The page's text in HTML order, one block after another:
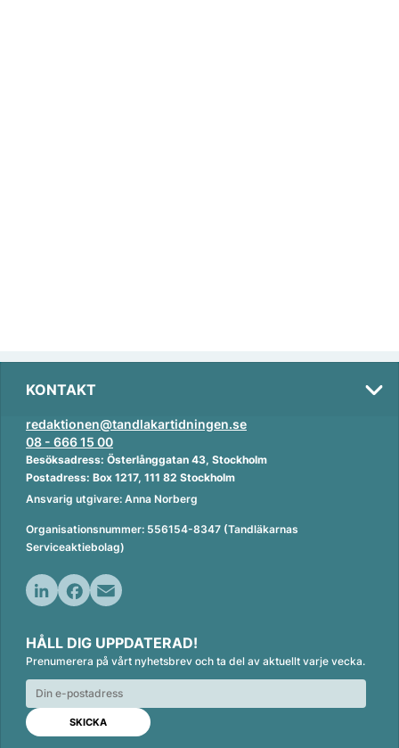
KONTAKT
redaktionen@tandlakartidningen.se
08 - 666 15 00
Besöksadress: Österlånggatan 43, Stockholm
Postadress: Box 1217, 111 82 Stockholm
Ansvarig utgivare: Anna Norberg
Organisationsnummer: 556154-8347 (Tandläkarnas
Serviceaktiebolag)
n
k
e
d
n
c
e
b
o
o
k
a
i
l
HÅLL DIG UPPDATERAD!
Prenumerera på vårt nyhetsbrev och ta del av aktuellt varje vecka.